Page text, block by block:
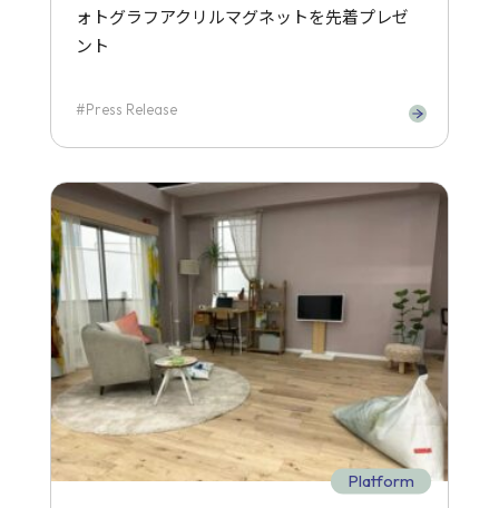
ォトグラフアクリルマグネットを先着プレゼ
ント
Press Release
Platform